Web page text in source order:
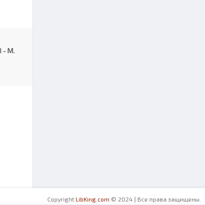
- М.
Copyright LibKing.com © 2024 | Все права защищены.